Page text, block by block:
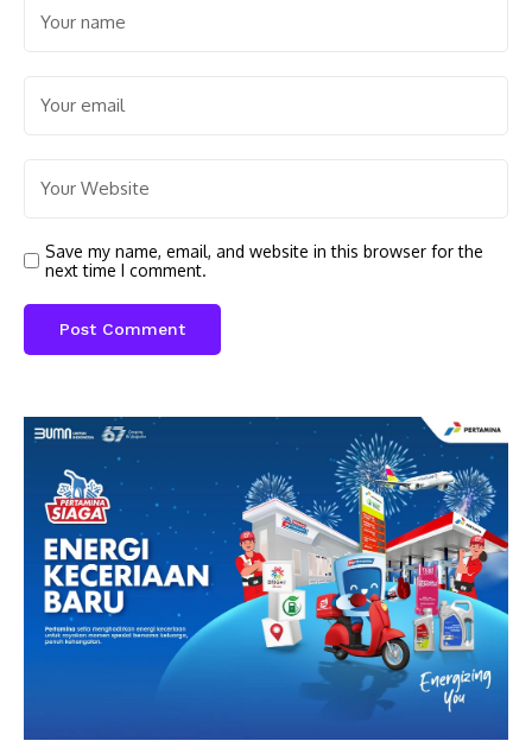
Save my name, email, and website in this browser for the
next time I comment.